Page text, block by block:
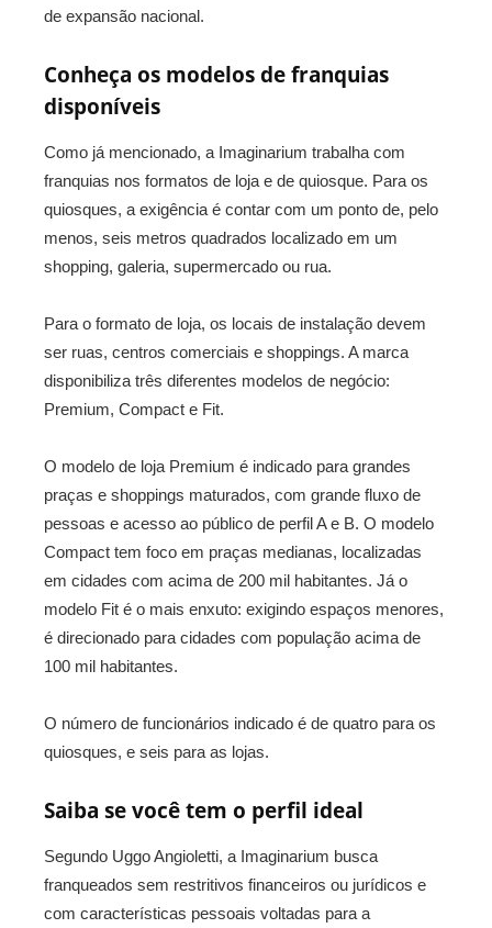
de expansão nacional.
Conheça os modelos de franquias
disponíveis
Como já mencionado, a Imaginarium trabalha com
franquias nos formatos de loja e de quiosque. Para os
quiosques, a exigência é contar com um ponto de, pelo
menos, seis metros quadrados localizado em um
shopping, galeria, supermercado ou rua.
Para o formato de loja, os locais de instalação devem
ser ruas, centros comerciais e shoppings. A marca
disponibiliza três diferentes modelos de negócio:
Premium, Compact e Fit.
O modelo de loja Premium é indicado para grandes
praças e shoppings maturados, com grande fluxo de
pessoas e acesso ao público de perfil A e B. O modelo
Compact tem foco em praças medianas, localizadas
em cidades com acima de 200 mil habitantes. Já o
modelo Fit é o mais enxuto: exigindo espaços menores,
é direcionado para cidades com população acima de
100 mil habitantes.
O número de funcionários indicado é de quatro para os
quiosques, e seis para as lojas.
Saiba se você tem o perfil ideal
Segundo Uggo Angioletti, a Imaginarium busca
franqueados sem restritivos financeiros ou jurídicos e
com características pessoais voltadas para a